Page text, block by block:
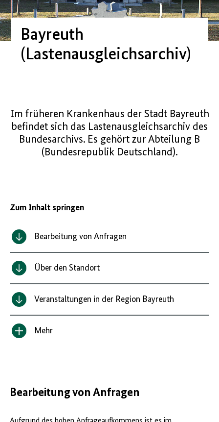
Bayreuth
(Lastenausgleichsarchiv)
Im früheren Krankenhaus der Stadt Bayreuth
befindet sich das Lastenausgleichsarchiv des
Bundesarchivs. Es gehört zur Abteilung B
(Bundesrepublik Deutschland).
Zum Inhalt springen
Bearbeitung von Anfragen
Über den Standort
Veranstaltungen in der Region Bayreuth
Inhalt
Mehr
Bearbeitung von Anfragen